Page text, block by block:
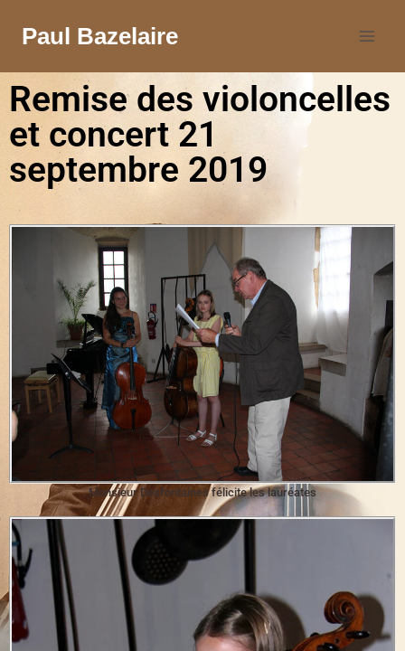
Paul Bazelaire
Remise des violoncelles
et concert 21
septembre 2019
Monsieur Desfontaines félicite les lauréates